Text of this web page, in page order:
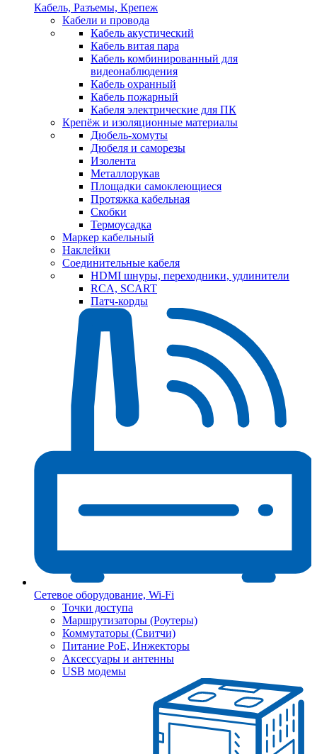
Кабель, Разъемы, Крепеж
Кабели и провода
Кабель акустический
Кабель витая пара
Кабель комбинированный для
видеонаблюдения
Кабель охранный
Кабель пожарный
Кабеля электрические для ПК
Крепёж и изоляционные материалы
Дюбель-хомуты
Дюбеля и саморезы
Изолента
Металлорукав
Площадки самоклеющиеся
Протяжка кабельная
Скобки
Термоусадка
Маркер кабельный
Наклейки
Соединительные кабеля
HDMI шнуры, переходники, удлинители
RCA, SCART
Патч-корды
Сетевое оборудование, Wi-Fi
Точки доступа
Маршрутизаторы (Роутеры)
Коммутаторы (Свитчи)
Питание PoE, Инжекторы
Аксессуары и антенны
USB модемы